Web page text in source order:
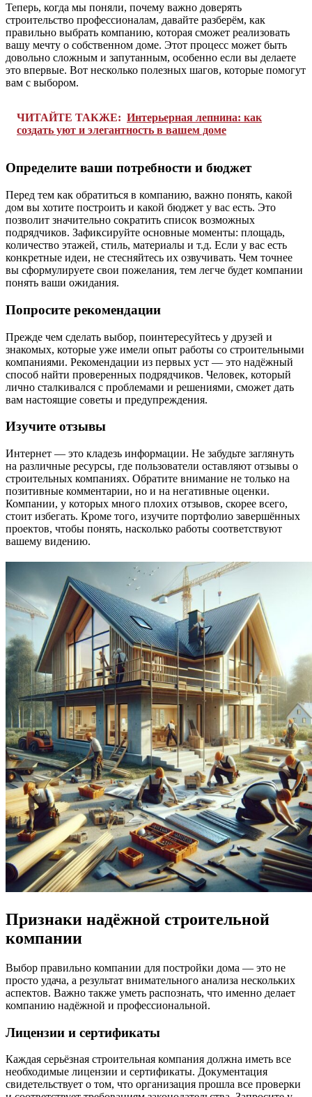
Теперь, когда мы поняли, почему важно доверять
строительство профессионалам, давайте разберём, как
правильно выбрать компанию, которая сможет реализовать
вашу мечту о собственном доме. Этот процесс может быть
довольно сложным и запутанным, особенно если вы делаете
это впервые. Вот несколько полезных шагов, которые помогут
вам с выбором.
ЧИТАЙТЕ ТАКЖЕ: Интерьерная лепнина: как
создать уют и элегантность в вашем доме
Определите ваши потребности и бюджет
Перед тем как обратиться в компанию, важно понять, какой
дом вы хотите построить и какой бюджет у вас есть. Это
позволит значительно сократить список возможных
подрядчиков. Зафиксируйте основные моменты: площадь,
количество этажей, стиль, материалы и т.д. Если у вас есть
конкретные идеи, не стесняйтесь их озвучивать. Чем точнее
вы сформулируете свои пожелания, тем легче будет компании
понять ваши ожидания.
Попросите рекомендации
Прежде чем сделать выбор, поинтересуйтесь у друзей и
знакомых, которые уже имели опыт работы со строительными
компаниями. Рекомендации из первых уст — это надёжный
способ найти проверенных подрядчиков. Человек, который
лично сталкивался с проблемами и решениями, сможет дать
вам настоящие советы и предупреждения.
Изучите отзывы
Интернет — это кладезь информации. Не забудьте заглянуть
на различные ресурсы, где пользователи оставляют отзывы о
строительных компаниях. Обратите внимание не только на
позитивные комментарии, но и на негативные оценки.
Компании, у которых много плохих отзывов, скорее всего,
стоит избегать. Кроме того, изучите портфолио завершённых
проектов, чтобы понять, насколько работы соответствуют
вашему видению.
Признаки надёжной строительной
компании
Выбор правильно компании для постройки дома — это не
просто удача, а результат внимательного анализа нескольких
аспектов. Важно также уметь распознать, что именно делает
компанию надёжной и профессиональной.
Лицензии и сертификаты
Каждая серьёзная строительная компания должна иметь все
необходимые лицензии и сертификаты. Документация
свидетельствует о том, что организация прошла все проверки